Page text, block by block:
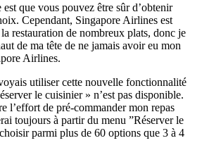
est que vous pouvez être sûr d’obtenir
Cependant, Singapore Airlines est
restauration de nombreux plats, donc je
de ma tête de ne jamais avoir eu mon
Airlines.
utiliser cette nouvelle fonctionnalité
le cuisinier » n’est pas disponible.
l’effort de pré-commander mon repas
toujours à partir du menu ”Réserver le
parmi plus de 60 options que 3 à 4